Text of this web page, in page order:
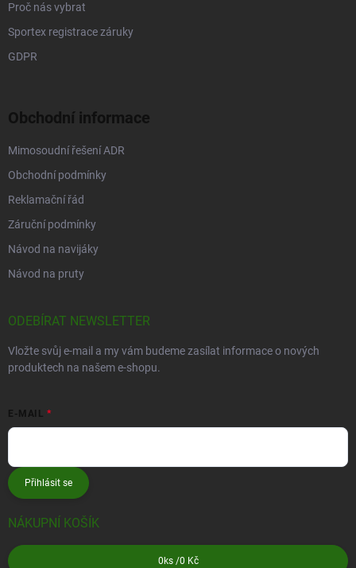
Proč nás vybrat
Sportex registrace záruky
GDPR
Obchodní informace
Mimosoudní řešení ADR
Obchodní podmínky
Reklamační řád
Záruční podmínky
Návod na navijáky
Návod na pruty
ODEBÍRAT NEWSLETTER
Vložte svůj e-mail a my vám budeme zasílat informace o nových
produktech na našem e-shopu.
E-MAIL
Přihlásit se
NÁKUPNÍ KOŠÍK
0 ks /0 Kč